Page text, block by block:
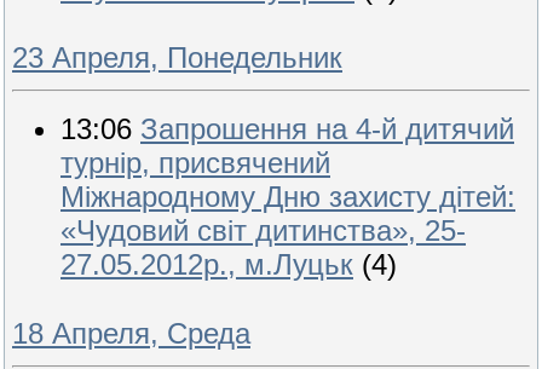
23 Апреля, Понедельник
13:06 Запрошення на 4-й дитячий
турнір, присвячений
Міжнародному Дню захисту дітей:
«Чудовий світ дитинства», 25-
27.05.2012р., м.Луцьк (4)
18 Апреля, Среда